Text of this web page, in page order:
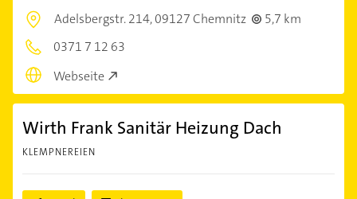
Adelsbergstr. 214,09127 Chemnitz
5,7 km
0371 7 12 63
Webseite
Wirth Frank Sanitär Heizung Dach
KLEMPNEREIEN